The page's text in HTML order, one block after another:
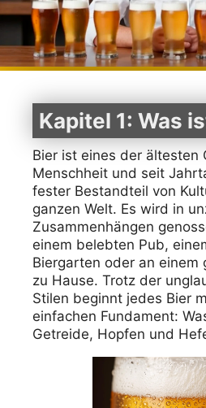
Kapitel 1: Was
Bier ist eines der ältesten
Menschheit und seit
fester Bestandteil von
ganzen Welt. Es wird in
Zusammenhängen
einem belebten Pub,
Biergarten oder an einem
zu Hause. Trotz der
Stilen beginnt jedes Bier
einfachen Fundament:
Getreide, Hopfen und